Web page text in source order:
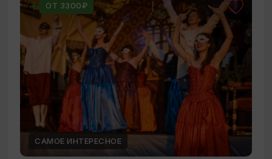
ОТ 3300₽
САМОЕ ИНТЕРЕСНОЕ